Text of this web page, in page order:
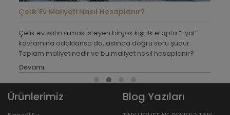
Çelik Ev Maliyeti Nasıl Hesaplanır?
Çelik ev satın almak isteyen birçok kişi ilk etapta “fiyat”
kavramına odaklansa da, aslında doğru soru şudur:
Toplam maliyet nedir ve bu maliyet nasıl hesaplanır?
Devamı
Ürünlerimiz Blog Yazıları